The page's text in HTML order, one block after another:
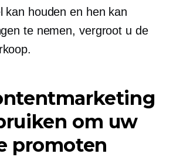
kan houden en hen kan
te nemen, vergroot u de
om uw
promoten